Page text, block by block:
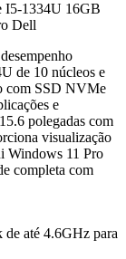
I5-1334U 16GB
Dell
de 10 núcleos e
com SSD NVMe
e
polegadas com
visualização
Windows 11 Pro
completa com
de até 4.6GHz para